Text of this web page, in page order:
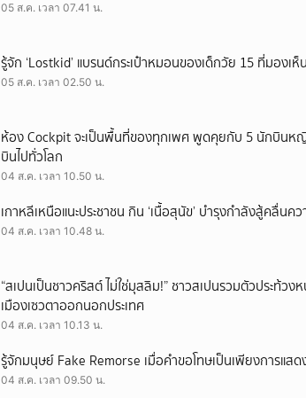
05 ส.ค. เวลา 07.41 น.
รู้จัก ‘Lostkid’ แบรนด์กระเป๋าหมอนของเด็กวัย 15 ที่มองเ
05 ส.ค. เวลา 02.50 น.
ห้อง Cockpit จะเป็นพื้นที่ของทุกเพศ พูดคุยกับ 5 นักบินห
บินไปทั่วโลก
04 ส.ค. เวลา 10.50 น.
เกาหลีเหนือแนะประชาชน กิน ‘เนื้อสุนัข’ บำรุงกำลังสู้คลื่นค
04 ส.ค. เวลา 10.48 น.
“สเปนเป็นชาวคริสต์ ไม่ใช่มุสลิม!” ชาวสเปนรวมตัวประท้ว
เมืองเซวตาออกนอกประเทศ
04 ส.ค. เวลา 10.13 น.
รู้จักมนุษย์ Fake Remorse เมื่อคำขอโทษเป็นเพียงการแสด
04 ส.ค. เวลา 09.50 น.